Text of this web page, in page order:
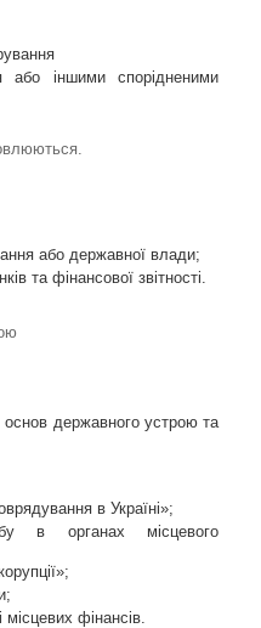
або іншими спорідненими
або державної влади;
та фінансової звітності.
основ державного устрою та
в Україні»;
в органах місцевого
фінансів.